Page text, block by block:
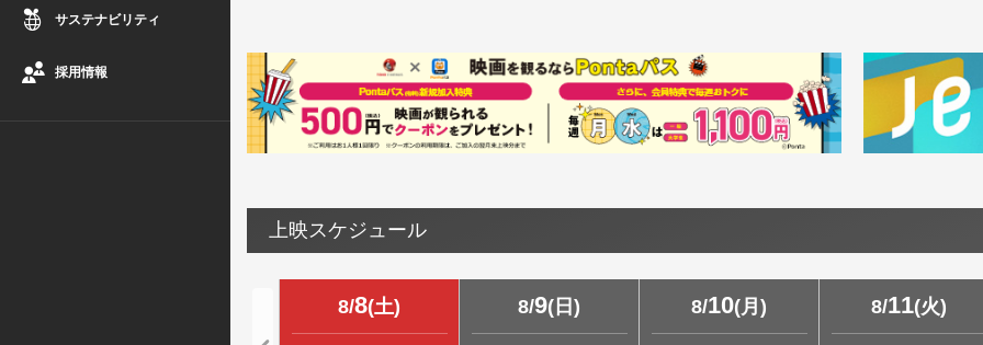
サステナビリティ
採用情報
上映スケジュール
8/8(土) 8/9( 日 ) 8/10(月 ) 8/11(火)